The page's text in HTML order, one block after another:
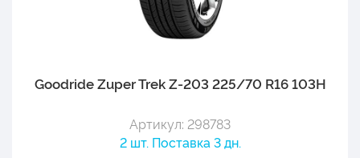
Goodride Zuper Trek Z-203 225/70 R16 103H
Артикул: 298783
2 шт. Поставка 3 дн.